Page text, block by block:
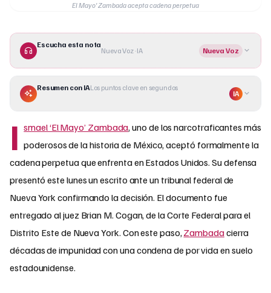
El Mayo' Zambada acepta cadena perpetua
Escucha esta nota
Nueva Voz · IA Nueva Voz
Resumen con IALos puntos clave en segundos
IA
I smael ‘El Mayo’ Zambada, uno de los narcotraficantes más
poderosos de la historia de México, aceptó formalmente la
cadena perpetua que enfrenta en Estados Unidos. Su defensa
presentó este lunes un escrito ante un tribunal federal de
Nueva York confirmando la decisión. El documento fue
entregado al juez Brian M. Cogan, de la Corte Federal para el
Distrito Este de Nueva York. Con este paso, Zambadacierra
décadas de impunidad con una condena de por vida en suelo
estadounidense.